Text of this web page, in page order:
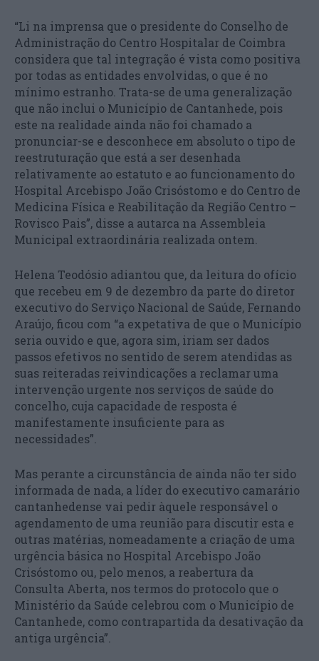
“Li na imprensa que o presidente do Conselho de
Administração do Centro Hospitalar de Coimbra
considera que tal integração é vista como positiva
por todas as entidades envolvidas, o que é no
mínimo estranho. Trata-se de uma generalização
que não inclui o Município de Cantanhede, pois
este na realidade ainda não foi chamado a
pronunciar-se e desconhece em absoluto o tipo de
reestruturação que está a ser desenhada
relativamente ao estatuto e ao funcionamento do
Hospital Arcebispo João Crisóstomo e do Centro de
Medicina Física e Reabilitação da Região Centro –
Rovisco Pais”, disse a autarca na Assembleia
Municipal extraordinária realizada ontem.
Helena Teodósio adiantou que, da leitura do ofício
que recebeu em 9 de dezembro da parte do diretor
executivo do Serviço Nacional de Saúde, Fernando
Araújo, ficou com “a expetativa de que o Município
seria ouvido e que, agora sim, iriam ser dados
passos efetivos no sentido de serem atendidas as
suas reiteradas reivindicações a reclamar uma
intervenção urgente nos serviços de saúde do
concelho, cuja capacidade de resposta é
manifestamente insuficiente para as
necessidades”.
Mas perante a circunstância de ainda não ter sido
informada de nada, a líder do executivo camarário
cantanhedense vai pedir àquele responsável o
agendamento de uma reunião para discutir esta e
outras matérias, nomeadamente a criação de uma
urgência básica no Hospital Arcebispo João
Crisóstomo ou, pelo menos, a reabertura da
Consulta Aberta, nos termos do protocolo que o
Ministério da Saúde celebrou com o Município de
Cantanhede, como contrapartida da desativação da
antiga urgência”.